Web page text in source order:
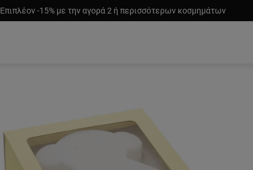
Επιπλέον -15% με την αγορά 2 ή περισσότερων κοσμημάτων